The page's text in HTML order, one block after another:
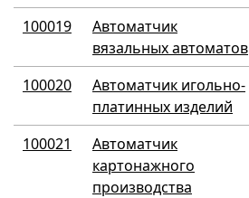
100019
Автоматчик
вязальных автоматов
100020
Автоматчик игольно-
платинных изделий
100021
Автоматчик
картонажного
производства